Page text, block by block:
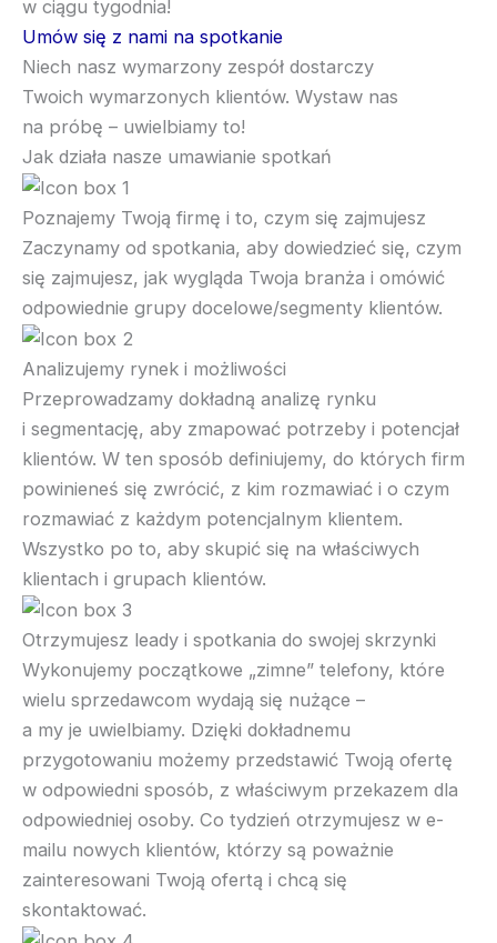
w ciągu tygodnia!
Umów się z nami na spotkanie
Niech nasz wymarzony zespół dostarczy
Twoich wymarzonych klientów. Wystaw nas
na próbę – uwielbiamy to!
Jak działa nasze umawianie spotkań
Poznajemy Twoją firmę i to, czym się zajmujesz
Zaczynamy od spotkania, aby dowiedzieć się, czym
się zajmujesz, jak wygląda Twoja branża i omówić
odpowiednie grupy docelowe/segmenty klientów.
Analizujemy rynek i możliwości
Przeprowadzamy dokładną analizę rynku
i segmentację, aby zmapować potrzeby i potencjał
klientów. W ten sposób definiujemy, do których firm
powinieneś się zwrócić, z kim rozmawiać i o czym
rozmawiać z każdym potencjalnym klientem.
Wszystko po to, aby skupić się na właściwych
klientach i grupach klientów.
Otrzymujesz leady i spotkania do swojej skrzynki
Wykonujemy początkowe „zimne” telefony, które
wielu sprzedawcom wydają się nużące –
a my je uwielbiamy. Dzięki dokładnemu
przygotowaniu możemy przedstawić Twoją ofertę
w odpowiedni sposób, z właściwym przekazem dla
odpowiedniej osoby. Co tydzień otrzymujesz w e-
mailu nowych klientów, którzy są poważnie
zainteresowani Twoją ofertą i chcą się
skontaktować.